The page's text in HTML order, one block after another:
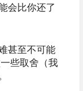
会比你还了
甚至不可能
些取舍（我